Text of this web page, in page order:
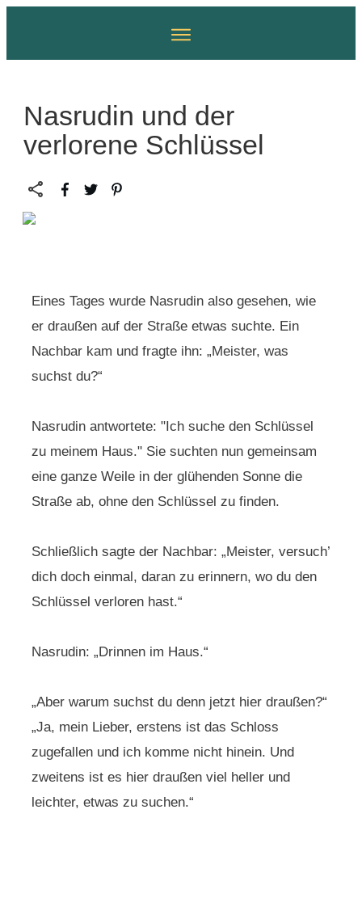
Nasrudin und der
verlorene Schlüssel
Eines Tages wurde Nasrudin also gesehen, wie
er draußen auf der Straße etwas suchte. Ein
Nachbar kam und fragte ihn: „Meister, was
suchst du?“
Nasrudin antwortete: "Ich suche den Schlüssel
zu meinem Haus." Sie suchten nun gemeinsam
eine ganze Weile in der glühenden Sonne die
Straße ab, ohne den Schlüssel zu finden.
Schließlich sagte der Nachbar: „Meister, versuch’
dich doch einmal, daran zu erinnern, wo du den
Schlüssel verloren hast.“
Nasrudin: „Drinnen im Haus.“
„Aber warum suchst du denn jetzt hier draußen?“
„Ja, mein Lieber, erstens ist das Schloss
zugefallen und ich komme nicht hinein. Und
zweitens ist es hier draußen viel heller und
leichter, etwas zu suchen.“